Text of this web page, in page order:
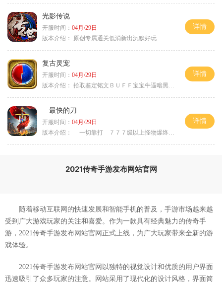
光影传说
开服时间： 04月/29日
版本介绍：
原创专属通关低消新出沉默好玩
详情
复古灵宠
开服时间： 04月/29日
版本介绍： 拾取鉴定铭文ＢＵＦＦ宝宝牛逼暗黑属性
详情
最快的刀
开服时间： 04月/29日
版本介绍：
一切靠打 ７７７级以上怪物爆终极
详情
2021传奇手游发布网站官网
随着移动互联网的快速发展和智能手机的普及，手游市场越来越
受到广大游戏玩家的关注和喜爱。作为一款具有经典魅力的传奇手
游，2021传奇手游发布网站官网正式上线，为广大玩家带来全新的游
戏体验。
2021传奇手游发布网站官网以独特的视觉设计和优质的用户界面
迅速吸引了众多玩家的注意。网站采用了现代化的设计风格，界面简